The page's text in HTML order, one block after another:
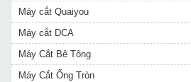
Máy cắt Quaiyou
Máy cắt DCA
Máy Cắt Bê Tông
Máy Cắt Ống Tròn